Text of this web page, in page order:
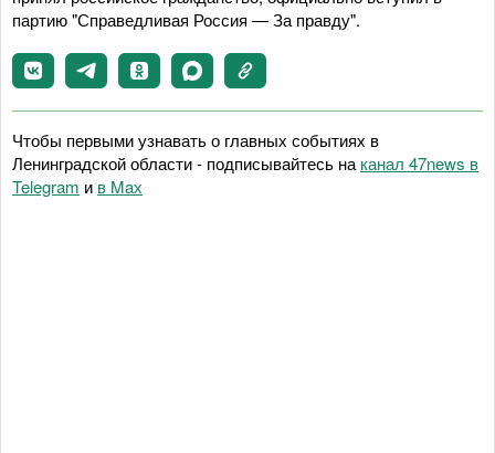
партию "Справедливая Россия — За правду".
Чтобы первыми узнавать о главных событиях в
Ленинградской области - подписывайтесь на канал 47news в
Telegram и в Maх